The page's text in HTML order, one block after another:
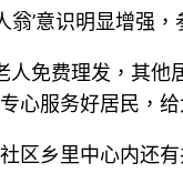
翁’意识明显增强
人免费理发，其
心服务好居民，
区乡里中心内还